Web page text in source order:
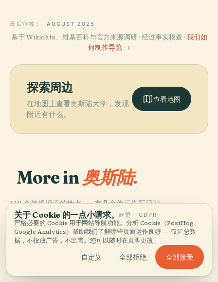
最后审核： AUGUST 2025
基于 Wikidata、维基百科与官方来源调研 · 经过事实核查 · 我们如
何制作导览 →
探索周边
在地图上查看奥斯陆大学，发现
附近有什么。
查看地图
More in奥斯陆.
119 个值得探索的地点——有几个值得搭配同游。
格雷夫森科伦
國立藝術、建築
和設計博物館
PLACE
國立劇場
PLACE
奧斯陸王宮
关于 Cookie 的一点小请求。欧盟 · GDPR
严格必要的 Cookie 用于网站导航功能。分析 Cookie（PostHog、
Google Analytics）帮助我们了解哪些页面运作良好——仅汇总数
据，不投放广告，不出售。您可以随时在页脚更改。
自定义 全部拒绝 全部接受